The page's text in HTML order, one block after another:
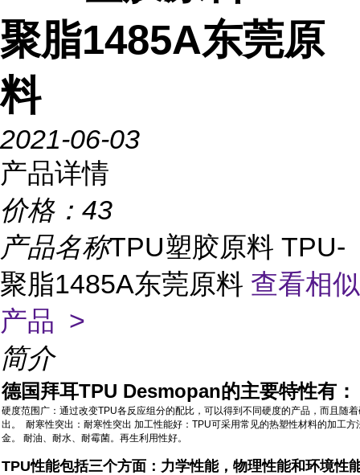
聚脂1485A东莞原
料
2021-06-03
产品详情
价格： 43
产品名称TPU塑胶原料 TPU-
聚脂1485A东莞原料 查看相似
产品 >
简介
德国拜耳TPU Desmopan的主要特性有：
硬度范围广：通过改变TPU各反应组分的配比，可以得到不同硬度的产品，而且随
出。 耐寒性突出：耐寒性突出 加工性能好：TPU可采用常见的热塑性材料的加工
金。 耐油、耐水、耐霉菌。再生利用性好。
TPU性能包括三个方面：力学性能，物理性能和环境性